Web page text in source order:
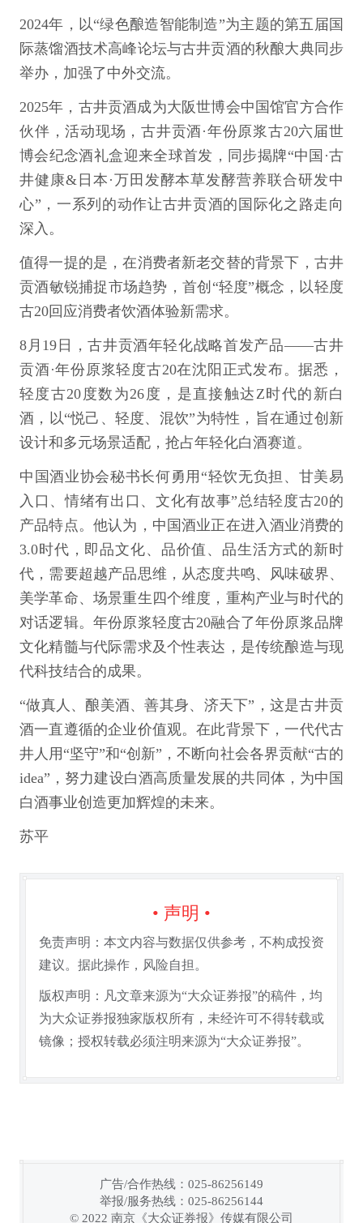
2024年，以“绿色酿造智能制造”为主题的第五届国
际蒸馏酒技术高峰论坛与古井贡酒的秋酿大典同步
举办，加强了中外交流。
2025年，古井贡酒成为大阪世博会中国馆官方合作
伙伴，活动现场，古井贡酒·年份原浆古20六届世
博会纪念酒礼盒迎来全球首发，同步揭牌“中国·古
井健康&日本·万田发酵本草发酵营养联合研发中
心”，一系列的动作让古井贡酒的国际化之路走向
深入。
值得一提的是，在消费者新老交替的背景下，古井
贡酒敏锐捕捉市场趋势，首创“轻度”概念，以轻度
古20回应消费者饮酒体验新需求。
8月19日，古井贡酒年轻化战略首发产品——古井
贡酒·年份原浆轻度古20在沈阳正式发布。据悉，
轻度古20度数为26度，是直接触达Z时代的新白
酒，以“悦己、轻度、混饮”为特性，旨在通过创新
设计和多元场景适配，抢占年轻化白酒赛道。
中国酒业协会秘书长何勇用“轻饮无负担、甘美易
入口、情绪有出口、文化有故事”总结轻度古20的
产品特点。他认为，中国酒业正在进入酒业消费的
3.0时代，即品文化、品价值、品生活方式的新时
代，需要超越产品思维，从态度共鸣、风味破界、
美学革命、场景重生四个维度，重构产业与时代的
对话逻辑。年份原浆轻度古20融合了年份原浆品牌
文化精髓与代际需求及个性表达，是传统酿造与现
代科技结合的成果。
“做真人、酿美酒、善其身、济天下”，这是古井贡
酒一直遵循的企业价值观。在此背景下，一代代古
井人用“坚守”和“创新”，不断向社会各界贡献“古的
idea”，努力建设白酒高质量发展的共同体，为中国
白酒事业创造更加辉煌的未来。
苏平
• 声明 •
免责声明：本文内容与数据仅供参考，不构成投资
建议。据此操作，风险自担。
版权声明：凡文章来源为“大众证券报”的稿件，均
为大众证券报独家版权所有，未经许可不得转载或
镜像；授权转载必须注明来源为“大众证券报”。
广告/合作热线：025-86256149
举报/服务热线：025-86256144
© 2022 南京《大众证券报》传媒有限公司
链接复制成功！